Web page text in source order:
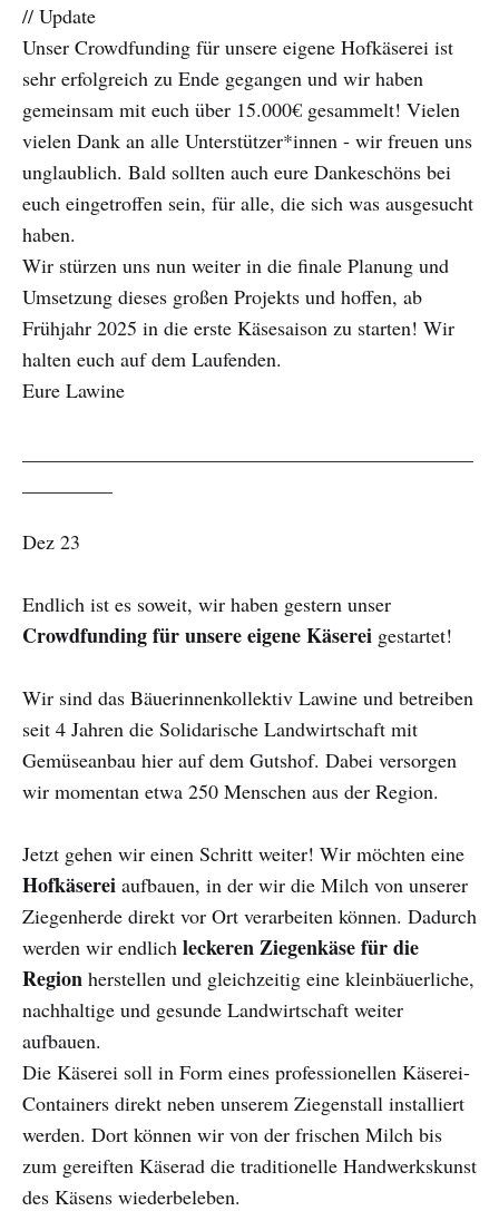
// Update
Unser Crowdfunding für unsere eigene Hofkäserei ist
sehr erfolgreich zu Ende gegangen und wir haben
gemeinsam mit euch über 15.000€ gesammelt! Vielen
vielen Dank an alle Unterstützer*innen - wir freuen uns
unglaublich. Bald sollten auch eure Dankeschöns bei
euch eingetroffen sein, für alle, die sich was ausgesucht
haben.
Wir stürzen uns nun weiter in die finale Planung und
Umsetzung dieses großen Projekts und hoffen, ab
Frühjahr 2025 in die erste Käsesaison zu starten! Wir
halten euch auf dem Laufenden.
Eure Lawine
Dez 23
Endlich ist es soweit, wir haben gestern unser
Crowdfunding für unsere eigene Käserei gestartet!
Wir sind das Bäuerinnenkollektiv Lawine und betreiben
seit 4 Jahren die Solidarische Landwirtschaft mit
Gemüseanbau hier auf dem Gutshof. Dabei versorgen
wir momentan etwa 250 Menschen aus der Region.
Jetzt gehen wir einen Schritt weiter! Wir möchten eine
Hofkäserei aufbauen, in der wir die Milch von unserer
Ziegenherde direkt vor Ort verarbeiten können. Dadurch
werden wir endlich leckeren Ziegenkäse für die
Region herstellen und gleichzeitig eine kleinbäuerliche,
nachhaltige und gesunde Landwirtschaft weiter
aufbauen.
Die Käserei soll in Form eines professionellen Käserei-
Containers direkt neben unserem Ziegenstall installiert
werden. Dort können wir von der frischen Milch bis
zum gereiften Käserad die traditionelle Handwerkskunst
des Käsens wiederbeleben.